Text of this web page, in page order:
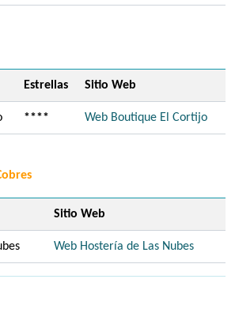
Estrellas Sitio Web
**** Web Boutique El Cortijo
Sitio Web
Web Hostería de Las Nubes